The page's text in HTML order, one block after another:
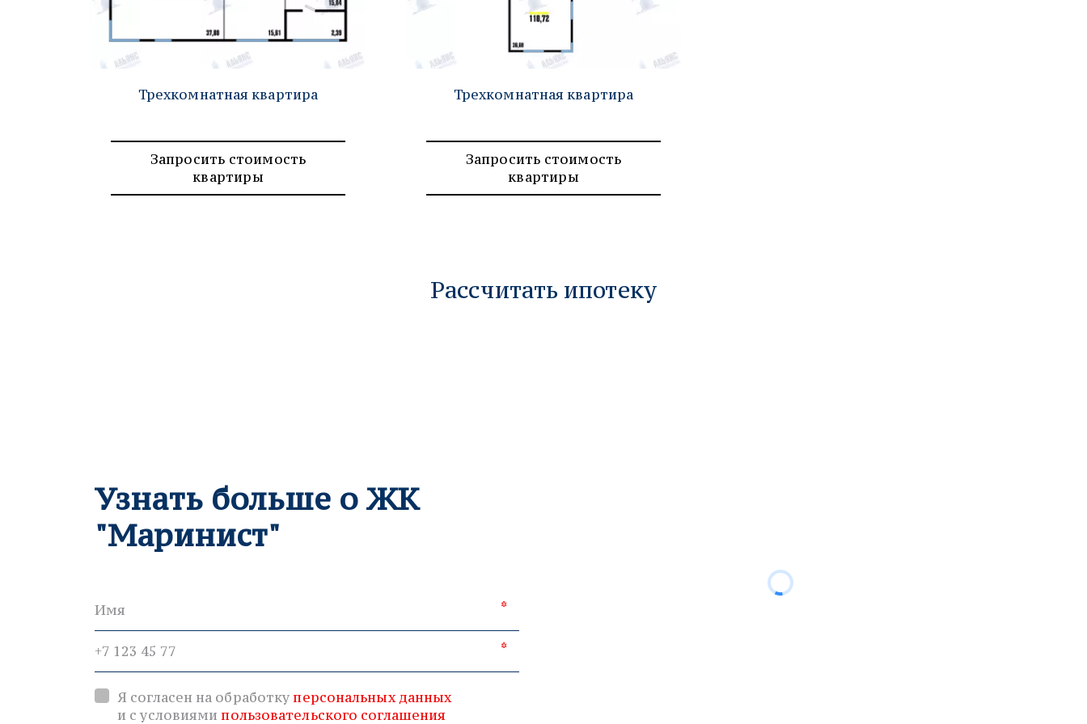
Трехкомнатная квартира
Запросить стоимость
квартиры
Трехкомнатная квартира
Запросить стоимость
квартиры
Рассчитать ипотеку
Узнать больше о ЖК
"Маринист"
*
*
Я согласен на обработкуперсональных данных
и с условиямипользовательского соглашения